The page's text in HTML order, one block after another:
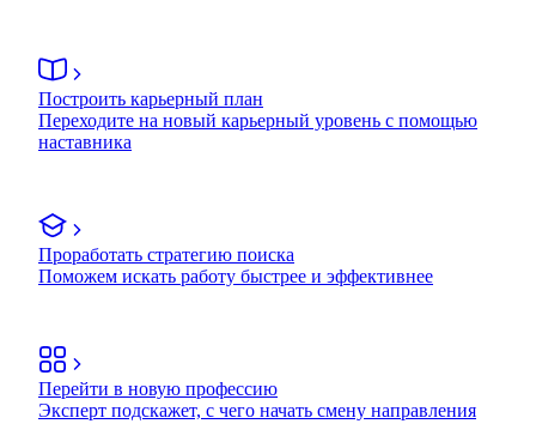
Построить карьерный план
Переходите на новый карьерный уровень с помощью
наставника
Проработать стратегию поиска
Поможем искать работу быстрее и эффективнее
Перейти в новую профессию
Эксперт подскажет, с чего начать смену направления